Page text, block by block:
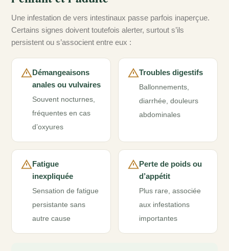
Une infestation de vers intestinaux passe parfois inaperçue.
Certains signes doivent toutefois alerter, surtout s’ils
persistent ou s’associent entre eux :
Démangeaisons
anales ou vulvaires
Souvent nocturnes,
fréquentes en cas
d’oxyures
Troubles digestifs
Ballonnements,
diarrhée, douleurs
abdominales
Fatigue
inexpliquée
Sensation de fatigue
persistante sans
autre cause
Perte de poids ou
d’appétit
Plus rare, associée
aux infestations
importantes